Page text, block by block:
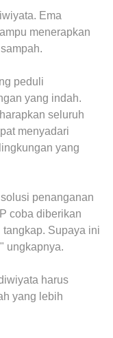
Ema
menerapkan
peduli
yang indah.
seluruh
menyadari
yang
penanganan
coba diberikan
Supaya ini
ungkapnya.
harus
yang lebih